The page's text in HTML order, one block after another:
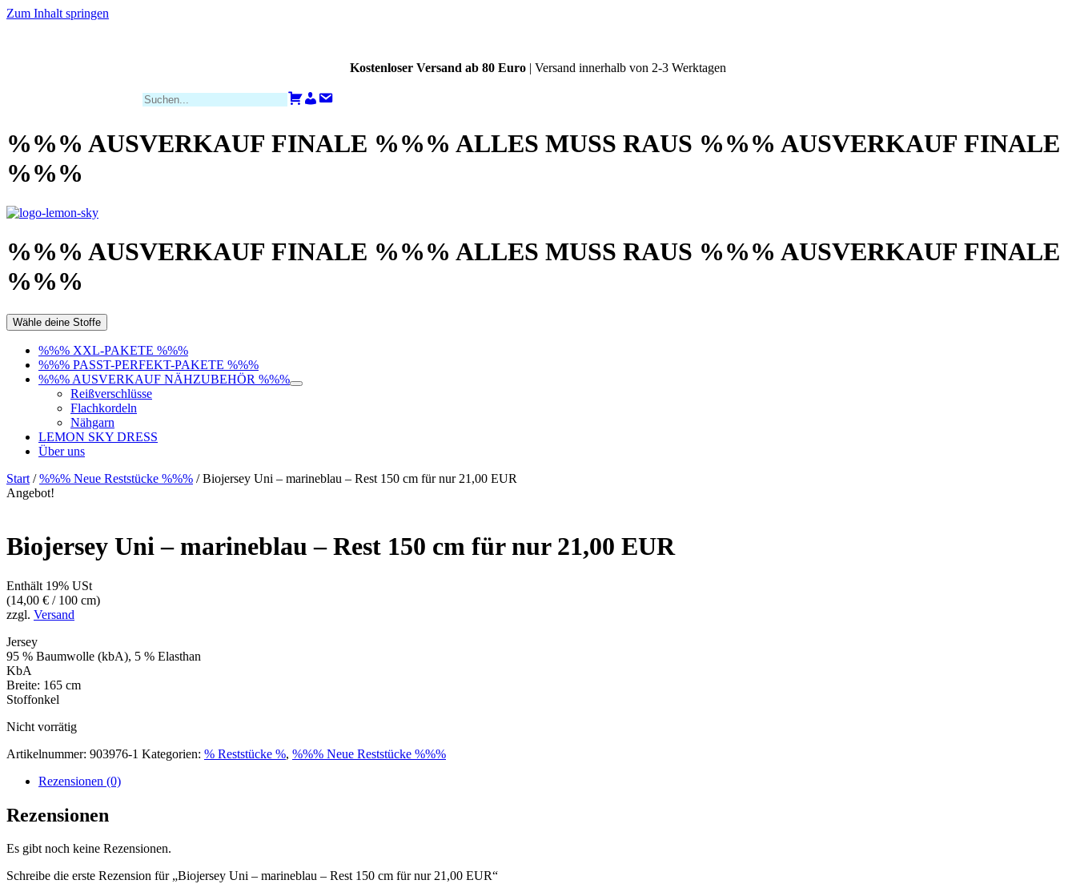
Zum Inhalt springen
Kostenloser Versand ab 80 Euro | Versand innerhalb von 2-3 Werktagen
Zahlungsarten
Warenkorb
KontoKontakt
%%% AUSVERKAUF FINALE %%% ALLES MUSS RAUS %%% AUSVERKAUF FINALE
%%%
%%% AUSVERKAUF FINALE %%% ALLES MUSS RAUS %%% AUSVERKAUF FINALE
%%%
Wähle deine Stoffe
%%% XXL-PAKETE %%%
%%% PASST-PERFEKT-PAKETE %%%
%%% AUSVERKAUF NÄHZUBEHÖR %%%
Reißverschlüsse
Flachkordeln
Nähgarn
LEMON SKY DRESS
Über uns
Start /%%% Neue Reststücke %%% / Biojersey Uni – marineblau – Rest 150 cm für nur 21,00 EUR
Angebot!
Biojersey Uni – marineblau – Rest 150 cm für nur 21,00 EUR
Enthält 19% USt
(14,00 € / 100 cm)
zzgl. Versand
Jersey
95 % Baumwolle (kbA), 5 % Elasthan
KbA
Breite: 165 cm
Stoffonkel
Nicht vorrätig
Artikelnummer: 903976-1 Kategorien: % Reststücke %, %%% Neue Reststücke %%%
Rezensionen (0)
Rezensionen
Es gibt noch keine Rezensionen.
Schreibe die erste Rezension für „Biojersey Uni – marineblau – Rest 150 cm für nur 21,00 EUR“